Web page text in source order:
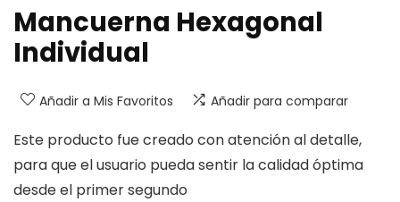
Mancuerna Hexagonal
Individual
Añadir a Mis Favoritos Añadir para comparar
Este producto fue creado con atención al detalle,
para que el usuario pueda sentir la calidad óptima
desde el primer segundo